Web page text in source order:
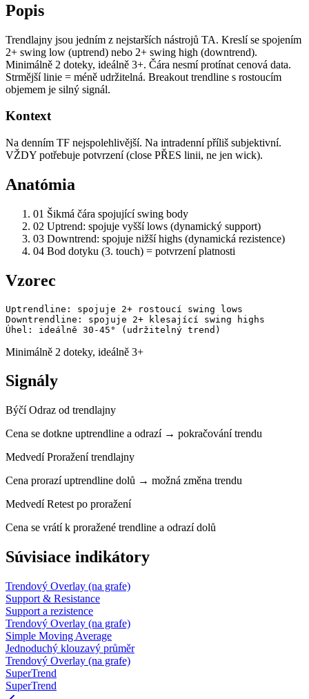
Popis
Trendlajny jsou jedním z nejstarších nástrojů TA. Kreslí se spojením
2+ swing low (uptrend) nebo 2+ swing high (downtrend).
Minimálně 2 doteky, ideálně 3+. Čára nesmí protínat cenová data.
Strmější linie = méně udržitelná. Breakout trendline s rostoucím
objemem je silný signál.
Kontext
Na denním TF nejspolehlivější. Na intradenní příliš subjektivní.
VŽDY potřebuje potvrzení (close PŘES linii, ne jen wick).
Anatómia
01 Šikmá čára spojující swing body
02 Uptrend: spojuje vyšší lows (dynamický support)
03 Downtrend: spojuje nižší highs (dynamická rezistence)
04 Bod dotyku (3. touch) = potvrzení platnosti
Vzorec
Uptrendline: spojuje 2+ rostoucí swing lows
Downtrendline: spojuje 2+ klesající swing highs
Úhel: ideálně 30-45° (udržitelný trend)
Minimálně 2 doteky, ideálně 3+
Signály
BýčíOdraz od trendlajny
Cena se dotkne uptrendline a odrazí → pokračování trendu
MedvedíProražení trendlajny
Cena prorazí uptrendline dolů → možná změna trendu
MedvedíRetest po proražení
Cena se vrátí k proražené trendline a odrazí dolů
Súvisiace indikátory
Trendový Overlay (na grafe)
Support & Resistance
Support a rezistence
Trendový Overlay (na grafe)
Simple Moving Average
Jednoduchý klouzavý průměr
Trendový Overlay (na grafe)
SuperTrend
SuperTrend